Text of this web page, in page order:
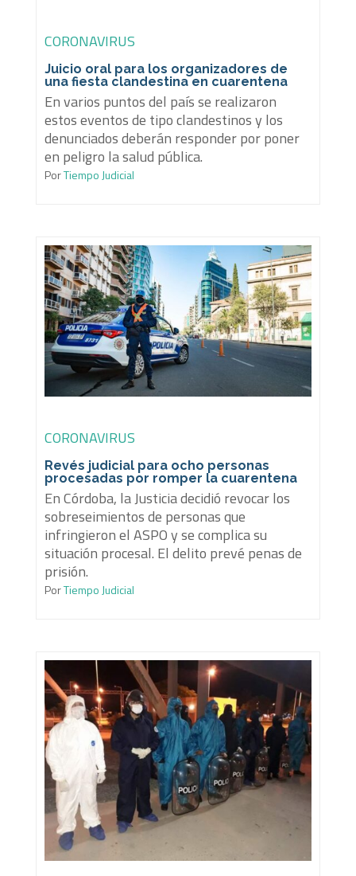
CORONAVIRUS
Juicio oral para los organizadores de
una fiesta clandestina en cuarentena
En varios puntos del país se realizaron
estos eventos de tipo clandestinos y los
denunciados deberán responder por poner
en peligro la salud pública.
PorTiempo Judicial
CORONAVIRUS
Revés judicial para ocho personas
procesadas por romper la cuarentena
En Córdoba, la Justicia decidió revocar los
sobreseimientos de personas que
infringieron el ASPO y se complica su
situación procesal. El delito prevé penas de
prisión.
PorTiempo Judicial